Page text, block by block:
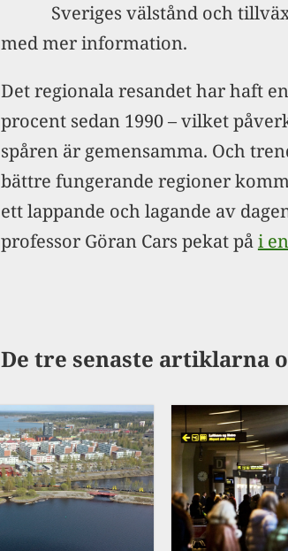
Sveriges välstånd och
med mer information.
Det regionala resandet har haft
procent sedan 1990 – vilket
spåren är gemensamma. Och
bättre fungerande regioner
ett lappande och lagande av
professor Göran Cars pekat påi
De tre senaste artiklarna